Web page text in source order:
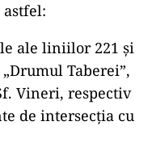
ale liniilor 221 şi
Taberei”,
Vineri, respectiv
de intersecția cu